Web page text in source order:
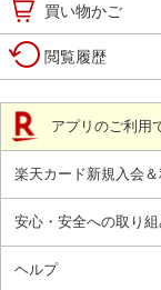
買い物かご
閲覧履歴
アプリのご利用
楽天カード新規入会
安心・安全への取り
ヘルプ